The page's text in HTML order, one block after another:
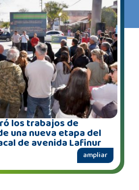
los trabajos de
una nueva etapa del
de avenida Lafinur
ampliar